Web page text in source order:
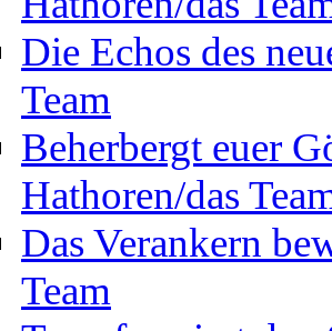
Die Echos des
Team
Beherbergt euer
Hathoren/das
Das Verankern
Team